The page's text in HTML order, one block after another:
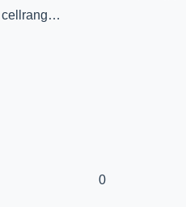
cellrang…
0